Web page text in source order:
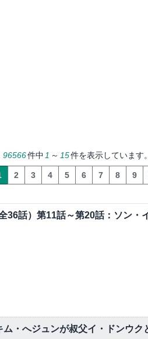
96566件中 1 ～ 15件を表示しています。
2 3 4 5 6 7 8 9
36話）第11話～第20話：ソン・
ム・へジュンが叔父イ・ドンウ